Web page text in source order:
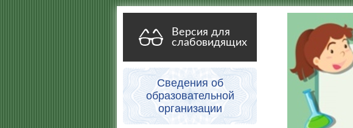
Версия для
слабовидящих
Сведения об
образовательной
организации